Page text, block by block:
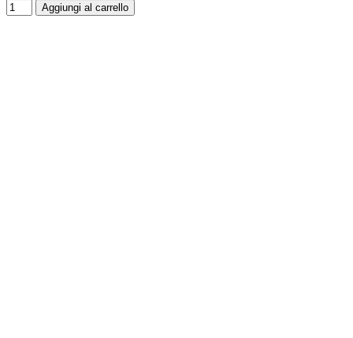
Aggiungi al carrello